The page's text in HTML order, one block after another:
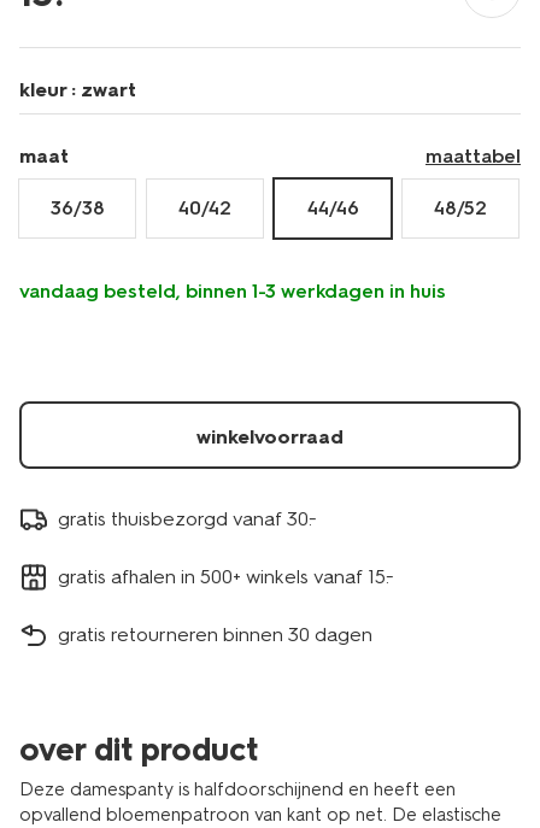
net-
bloemenkant-
4042503.html
kleur : zwart
maat maattabel
36/38 40/42 44/46 48/52
vandaag besteld, binnen 1-3 werkdagen in huis
winkelvoorraad
gratis thuisbezorgd vanaf 30.-
gratis afhalen in 500+ winkels vanaf 15.-
gratis retourneren binnen 30 dagen
over dit product
Deze damespanty is halfdoorschijnend en heeft een
opvallend bloemenpatroon van kant op net. De elastische